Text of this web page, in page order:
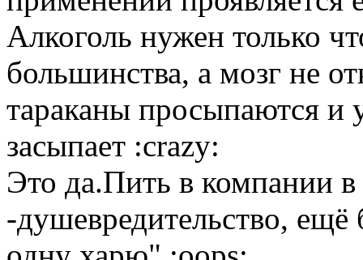
Алкоголь нужен только
большинства, а мозг не
тараканы просыпаются и
засыпает :crazy:
Это да.Пить в компании
-душевредительство,